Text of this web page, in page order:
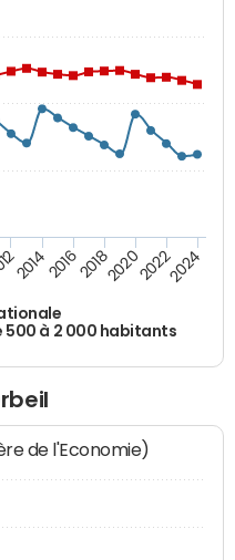
500 à 2 000 habitants
201420162018202020222024
de l'Economie)